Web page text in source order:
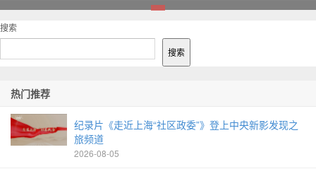
搜索
搜索
热门推荐
纪录片《走近上海“社区政委”》登上中央新影发现之
旅频道
2026-08-05